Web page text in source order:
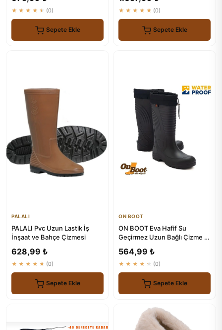
★★★★★ (0)
Sepete Ekle
★★★★★ (0)
Sepete Ekle
PALALI
PALALI Pvc Uzun Lastik İş
İnşaat ve Bahçe Çizmesi
628,99 ₺
★★★★★ (0)
Sepete Ekle
ON BOOT
ON BOOT Eva Hafif Su
Geçirmez Uzun Bağlı Çizme -
564,99 ₺
★★★★★ (0)
Sepete Ekle